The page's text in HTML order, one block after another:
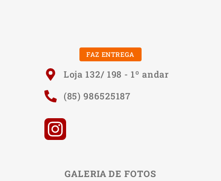
FAZ ENTREGA
Loja 132/ 198 - 1º andar
(85) 986525187
GALERIA DE FOTOS